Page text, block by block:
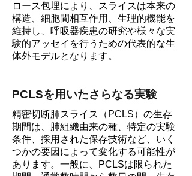
ロース包埋により、スライスは本来の
構造、細胞間相互作用、生理的機能を
維持し、呼吸器疾患の研究や様々な実
験的アッセイを行うための代表的な生
体外モデルとなります。
PCLSを用いたさらなる実験
精密切断肺スライス（PCLS）の生存
期間は、肺組織由来の種、特定の実験
条件、採用された保存技術など、いく
つかの要因によって変化する可能性が
あります。一般に、PCLSは限られた